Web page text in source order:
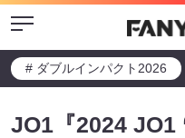
Menu
# ダブルインパクト2026
JO1『2024 JO1